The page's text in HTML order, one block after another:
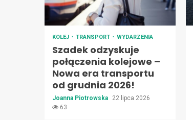
KOLEJ TRANSPORT WYDARZENIA
Szadek odzyskuje
połączenia kolejowe –
Nowa era transportu
od grudnia 2026!
Joanna Piotrowska
22 lipca 2026
63